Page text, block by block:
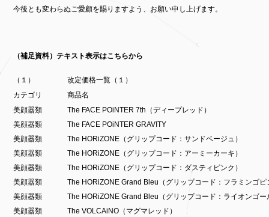
今後とも変わらぬご愛顧を賜りますよう、お願い申し上げます。
（補足資料）テキスト表示はこちらから
（１）
改定価格一覧（１）
カテゴリ
商品名
美顔器類
The FACE POiNTER 7th（ディープレッド）
美顔器類
The FACE POiNTER GRAVITY
美顔器類
The HORiZONE（グリップコード：サンドベージュ）
美顔器類
The HORiZONE（グリップコード：アーミーカーキ）
美顔器類
The HORiZONE（グリップコード：ダスティピンク）
美顔器類
The HORiZONE Grand Bleu（グリップコード：フラミンゴピ
美顔器類
The HORiZONE Grand Bleu（グリップコード：ライオンゴー
美顔器類
The VOLCAiNO（マグマレッド）